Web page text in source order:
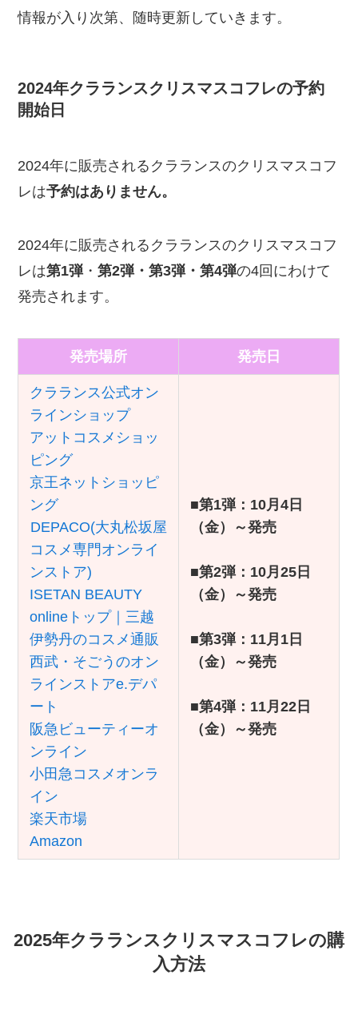
情報が入り次第、随時更新していきます。
2024年クラランスクリスマスコフレの予約
開始日
2024年に販売されるクラランスのクリスマスコフ
レは予約はありません。
2024年に販売されるクラランスのクリスマスコフ
レは第1弾・第2弾・第3弾・第4弾の4回にわけて
発売されます。
発売場所 発売日
クラランス公式オン
ラインショップ
アットコスメショッ
ピング
京王ネットショッピ
ング
DEPACO(大丸松坂屋
コスメ専門オンライ
ンストア)
ISETAN BEAUTY
onlineトップ｜三越
伊勢丹のコスメ通販
西武・そごうのオン
ラインストアe.デパ
ート
阪急ビューティーオ
ンライン
小田急コスメオンラ
イン
楽天市場
Amazon
■第1弾：10月4日
（金）～発売
■第2弾：10月25日
（金）～発売
■第3弾：11月1日
（金）～発売
■第4弾：11月22日
（金）～発売
2025年クラランスクリスマスコフレの購
入方法